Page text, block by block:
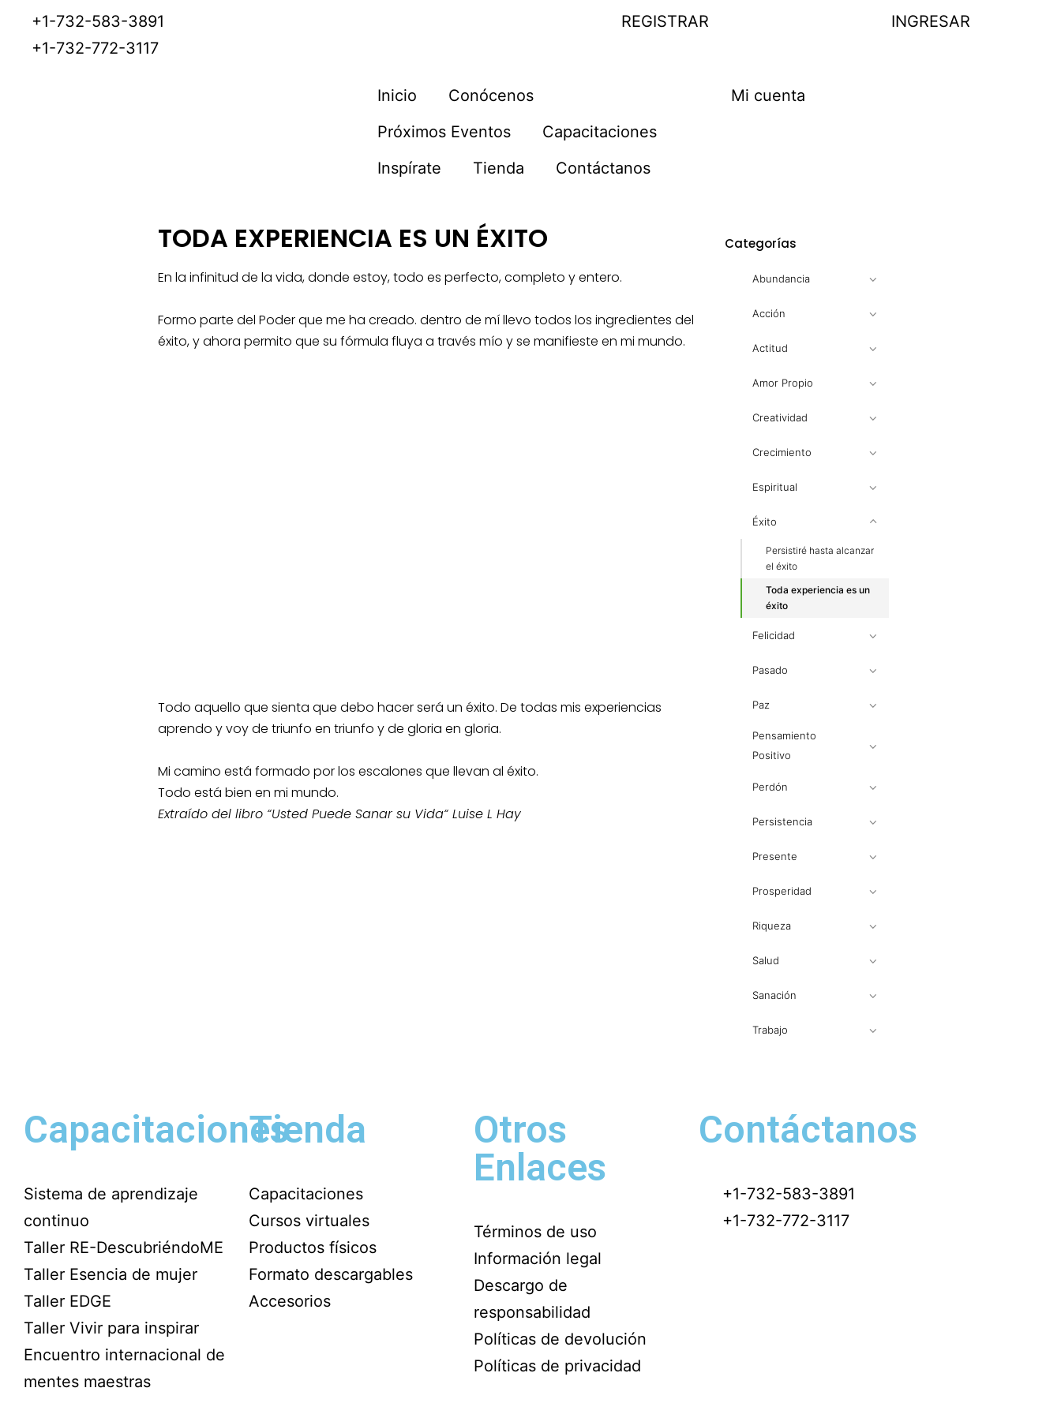
+1-732-583-3891
+1-732-772-3117
REGISTRAR INGRESAR
Inicio
Conócenos
Próximos Eventos
Capacitaciones
Inspírate
Tienda Contáctanos
Mi cuenta
TODA EXPERIENCIA ES UN ÉXITO
En la infinitud de la vida, donde estoy, todo es perfecto, completo y entero.
Formo parte del Poder que me ha creado. dentro de mí llevo todos los ingredientes del
éxito, y ahora permito que su fórmula fluya a través mío y se manifieste en mi mundo.
Todo aquello que sienta que debo hacer será un éxito. De todas mis experiencias
aprendo y voy de triunfo en triunfo y de gloria en gloria.
Mi camino está formado por los escalones que llevan al éxito.
Todo está bien en mi mundo.
Extraído del libro “Usted Puede Sanar su Vida“ Luise L Hay
Categorías
Abundancia
Acción
Actitud
Amor Propio
Creatividad
Crecimiento
Espiritual
Éxito
Persistiré hasta alcanzar
el éxito
Toda experiencia es un
éxito
Felicidad
Pasado
Paz
Pensamiento
Positivo
Perdón
Persistencia
Presente
Prosperidad
Riqueza
Salud
Sanación
Trabajo
Capacitaciones
Sistema de aprendizaje
continuo
Taller RE-DescubriéndoME
Taller Esencia de mujer
Taller EDGE
Taller Vivir para inspirar
Encuentro internacional de
mentes maestras
Tienda
Capacitaciones
Cursos virtuales
Productos físicos
Formato descargables
Accesorios
Otros
Enlaces
Términos de uso
Información legal
Descargo de
responsabilidad
Políticas de devolución
Políticas de privacidad
Contáctanos
+1-732-583-3891
+1-732-772-3117